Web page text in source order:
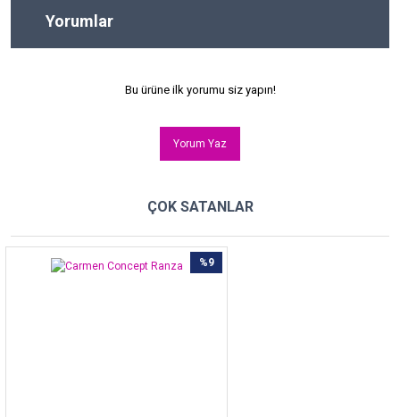
Yorumlar
Bu ürüne ilk yorumu siz yapın!
Yorum Yaz
ÇOK SATANLAR
%9